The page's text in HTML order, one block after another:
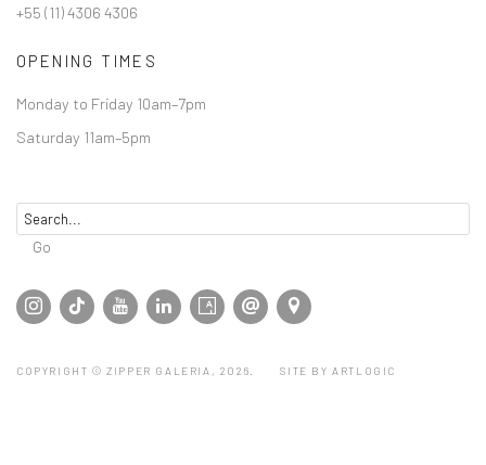
+55 (11) 4306 4306
OPENING TIMES
Monday to Friday 10am–7pm
Saturday 11am–5pm
Go
COPYRIGHT © ZIPPER GALERIA, 2026. SITE BY ARTLOGIC